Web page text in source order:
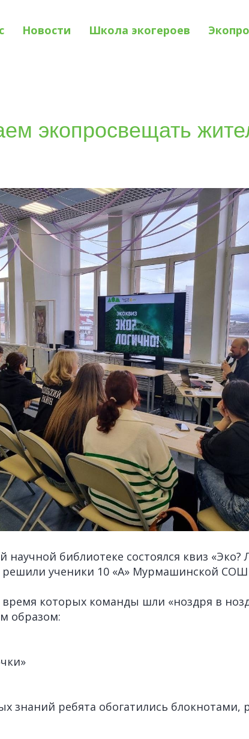
Новости Школа экогероев
экопросвещать
библиотеке состоялся квиз «Эко?
решили ученики 10 «А» Мурмашинской
которых команды шли «ноздря в
образом:
знаний ребята обогатились блокнотами,